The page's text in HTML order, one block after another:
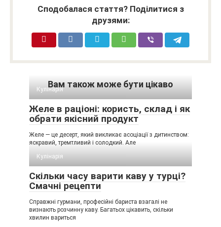
Сподобалася стаття? Поділитися з
друзями:
Вам також може бути цікаво
Кулінарія
Желе в раціоні: користь, склад і як
обрати якісний продукт
Желе — це десерт, який викликає асоціації з дитинством:
яскравий, тремтливий і солодкий. Але
Кулінарія
Скільки часу варити каву у турці?
Смачні рецепти
Справжні гурмани, професійні бариста взагалі не
визнають розчинну каву. Багатьох цікавить, скільки
хвилин вариться